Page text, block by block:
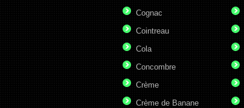
Cognac
Cointreau
Cola
Concombre
Crème
Crème de Banane